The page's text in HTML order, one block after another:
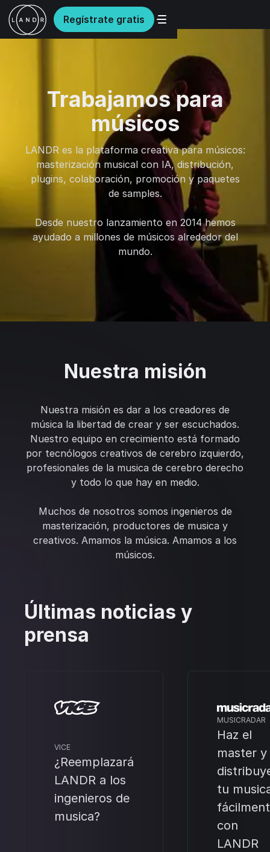
Regístrate gratis
Trabajamos para
músicos
LANDR es la plataforma creativa para músicos:
masterización musical con IA, distribución,
plugins, colaboración, promoción y paquetes
de samples.
Desde nuestro lanzamiento en 2014 hemos
ayudado a millones de músicos alrededor del
mundo.
Nuestra misión
Nuestra misión es dar a los creadores de
música la libertad de crear y ser escuchados.
Nuestro equipo en crecimiento está formado
por tecnólogos creativos de cerebro izquierdo,
profesionales de la musica de cerebro derecho
y todo lo que hay en medio.
Muchos de nosotros somos ingenieros de
masterización, productores de musica y
creativos. Amamos la música. Amamos a los
músicos.
Últimas noticias y
prensa
VICE
¿Reemplazará
LANDR a los
ingenieros de
musica?
MUSICRADAR
Haz el
master y
tu
con
LANDR